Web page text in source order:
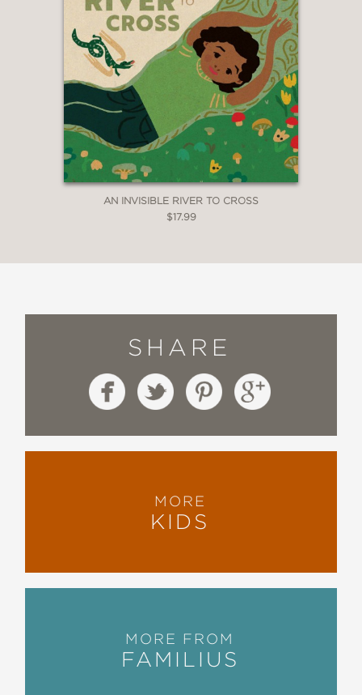
AN INVISIBLE RIVER TO CROSS
$17.99
SHARE
MORE
KIDS
MORE FROM
FAMILIUS